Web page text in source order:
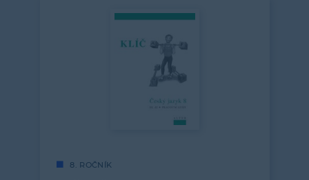
8. ROČNÍK